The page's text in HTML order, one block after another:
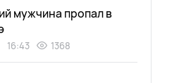
мужчина пропал в
16:43 1368